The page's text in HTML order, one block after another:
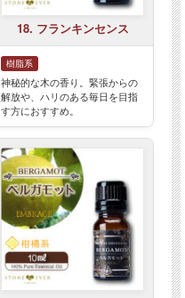
18. フランキンセンス
樹脂系
神秘的な木の香り。緊張からの
解放や、ハリのある毎日を目指
す方におすすめ。